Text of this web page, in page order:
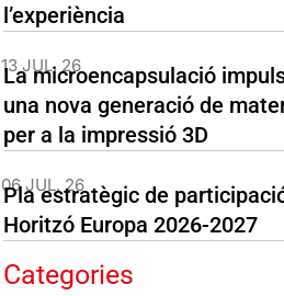
l’experiència
13 JUL. 26
La microencapsulació
una nova generació de
per a la impressió 3D
06 JUL. 26
Pla estratègic de
Horitzó Europa 2026-2027
Categories